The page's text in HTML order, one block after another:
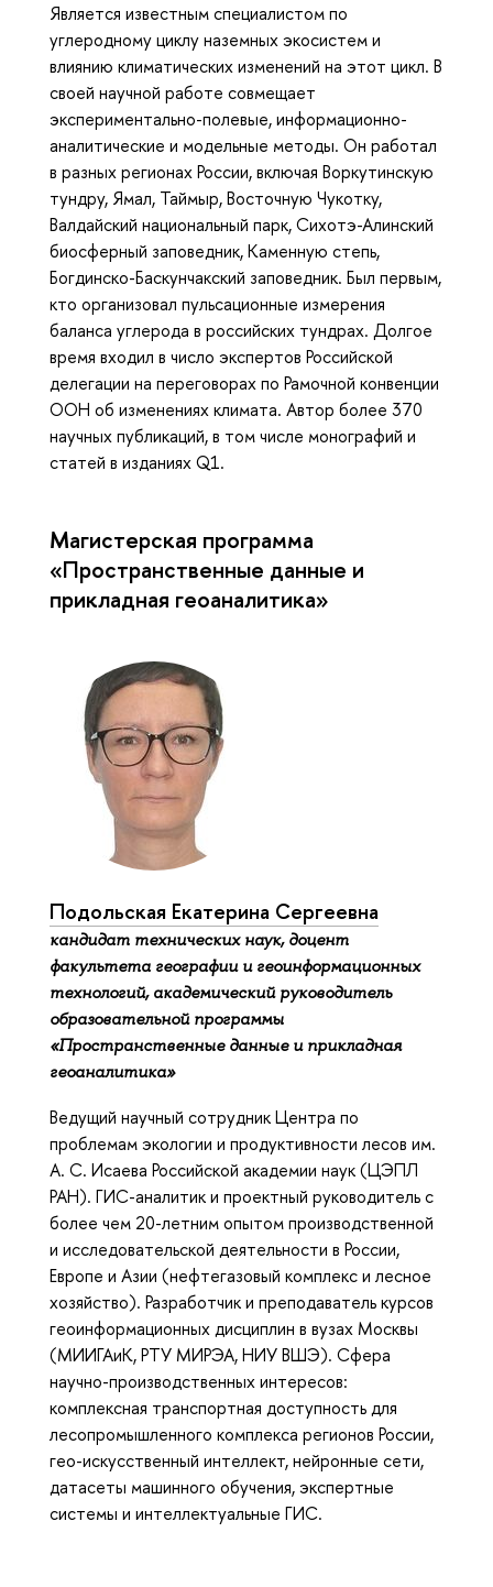
Является известным специалистом по
углеродному циклу наземных экосистем и
влиянию климатических изменений на этот цикл. В
своей научной работе совмещает
экспериментально-полевые, информационно-
аналитические и модельные методы. Он работал
в разных регионах России, включая Воркутинскую
тундру, Ямал, Таймыр, Восточную Чукотку,
Валдайский национальный парк, Сихотэ-Алинский
биосферный заповедник, Каменную степь,
Богдинско-Баскунчакский заповедник. Был первым,
кто организовал пульсационные измерения
баланса углерода в российских тундрах. Долгое
время входил в число экспертов Российской
делегации на переговорах по Рамочной конвенции
ООН об изменениях климата. Автор более 370
научных публикаций, в том числе монографий и
статей в изданиях Q1.
Магистерская программа
«Пространственные данные и
прикладная геоаналитика»
Подольская Екатерина Сергеевна
кандидат технических наук, доцент
факультета географии и геоинформационных
технологий, академический руководитель
образовательной программы
«Пространственные данные и прикладная
геоаналитика»
Ведущий научный сотрудник Центра по
проблемам экологии и продуктивности лесов им.
А. С. Исаева Российской академии наук (ЦЭПЛ
РАН). ГИС-аналитик и проектный руководитель с
более чем 20-летним опытом производственной
и исследовательской деятельности в России,
Европе и Азии (нефтегазовый комплекс и лесное
хозяйство). Разработчик и преподаватель курсов
геоинформационных дисциплин в вузах Москвы
(МИИГАиК, РТУ МИРЭА, НИУ ВШЭ). Сфера
научно-производственных интересов:
комплексная транспортная доступность для
лесопромышленного комплекса регионов России,
гео-искусственный интеллект, нейронные сети,
датасеты машинного обучения, экспертные
системы и интеллектуальные ГИС.